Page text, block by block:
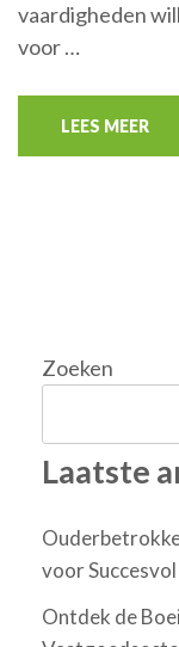
vaardigheden
voor …
LEES MEER
Zoeken
Laatste
voor
Ontdek de